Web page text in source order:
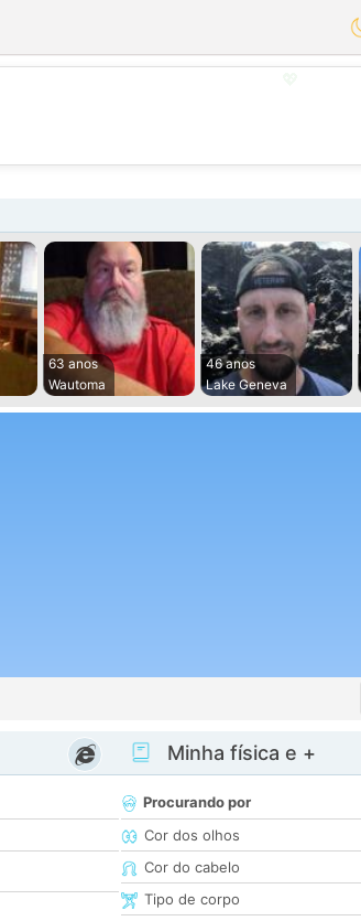
💕
63 anos
Wautoma
46 anos
Lake Geneva
Minha física e +
Procurando por
Cor dos olhos
Cor do cabelo
Tipo de corpo